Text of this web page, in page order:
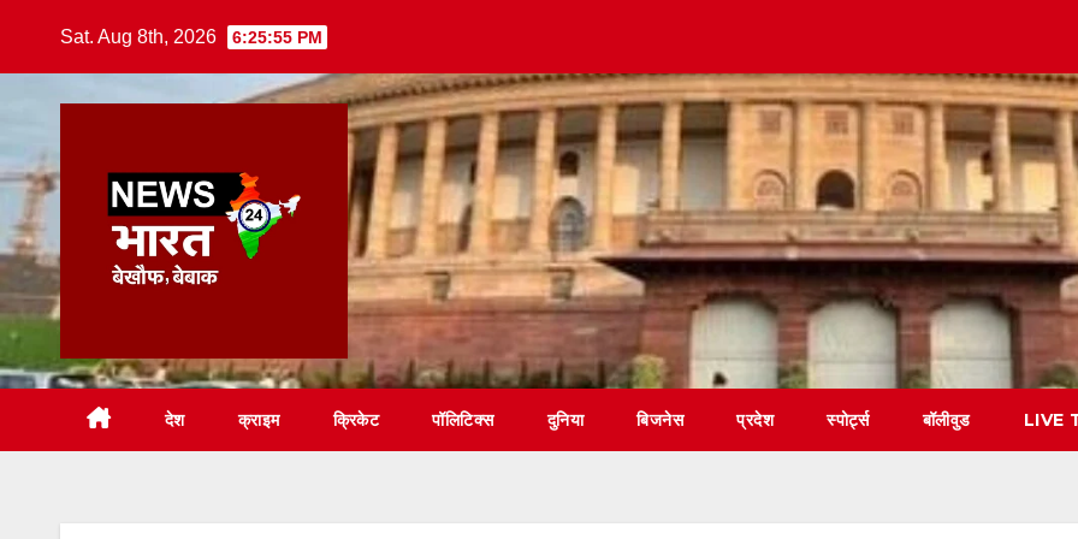
Sat. Aug 8th, 2026 6:25:56 PM
देश क्राइम क्रिकेट पॉलिटिक्स दुनिया बिजनेस प्रदेश स्पोर्ट्स बॉलीवुड LIVE